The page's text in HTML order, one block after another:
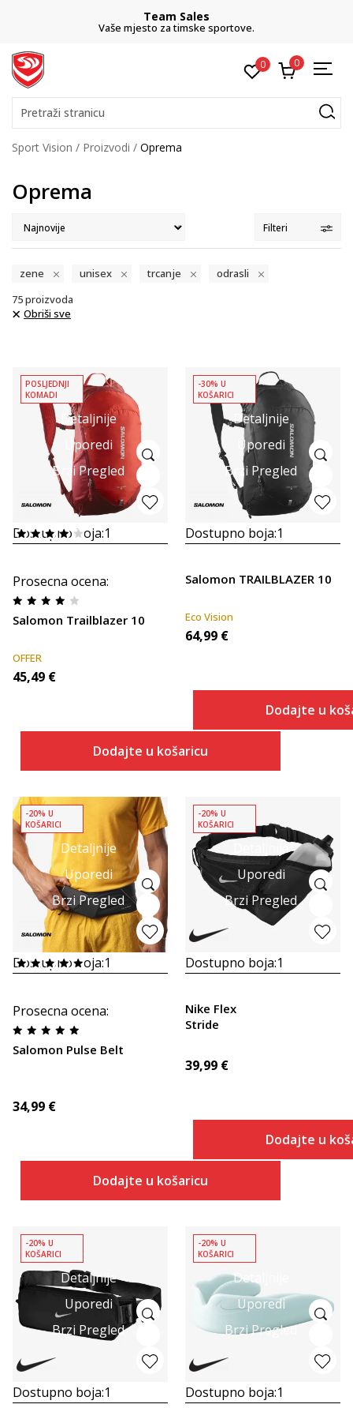
mjesto za timske sportove.
0 0
Pretraži stranicu
Sport Vision Proizvodi Oprema
Oprema
Filteri
zene unisex trcanje
odrasli
75proizvoda
Obriši sve
Detaljnije
Uporedi
Brzi Pregled
POSLJEDNJI
KOMADI
Dostupno boja:1
Prosecna ocena:
Salomon Trailblazer 10
OFFER
45,49 €
Dodajte u košaricu
Detaljnije
Uporedi
Brzi Pregled
-30% U
KOŠARICI
Dostupno boja:1
Salomon TRAILBLAZER 10
Eco Vision
64,99 €
Dodajte u
Detaljnije
Uporedi
Brzi Pregled
-20% U
KOŠARICI
Dostupno boja:1
Prosecna ocena:
Salomon Pulse Belt
34,99 €
Dodajte u košaricu
Detaljnije
Uporedi
Brzi Pregled
-20% U
KOŠARICI
Dostupno boja:1
Nike Flex
Stride
39,99 €
Dodajte u
Detaljnije
Uporedi
Brzi Pregled
-20% U
KOŠARICI
Dostupno boja:1
Detaljnije
Uporedi
Brzi Pregled
-20% U
KOŠARICI
Dostupno boja:1